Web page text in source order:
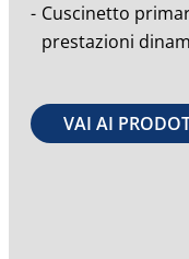
Cuscinetto
prestazioni
VAI AI